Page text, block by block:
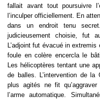
fallait avant tout poursuivre
l’inculper officiellement. En
dans un endroit tenu
judicieusement choisie, fut
L’adjoint fut évacué in
foule en colère encercla le
Les hélicoptères tentant une
de balles. L’intervention de la
plus agités ne fit
l’arme automatique.